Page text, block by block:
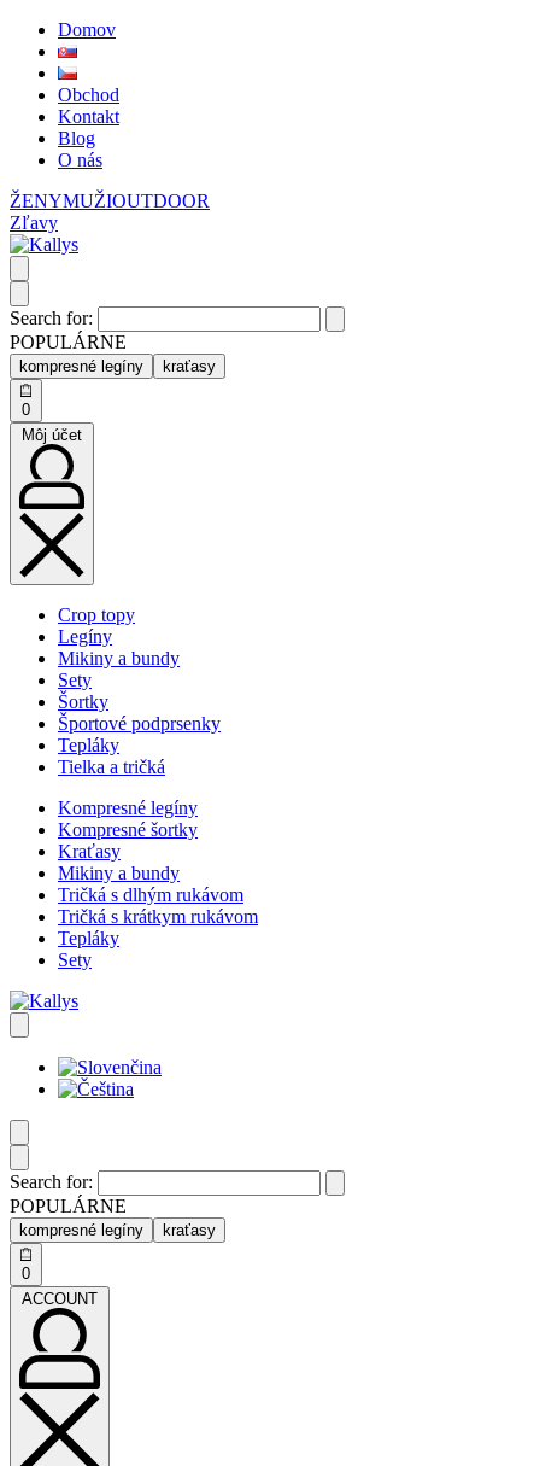
Domov
Obchod
Kontakt
Blog
O nás
ŽENYMUŽIOUTDOOR
Zľavy
Search for:
POPULÁRNE
kompresné legíny kraťasy
0
Môj účet
Crop topy
Legíny
Mikiny a bundy
Sety
Šortky
Športové podprsenky
Tepláky
Tielka a tričká
Kompresné legíny
Kompresné šortky
Kraťasy
Mikiny a bundy
Tričká s dlhým rukávom
Tričká s krátkym rukávom
Tepláky
Sety
Search for:
POPULÁRNE
kompresné legíny kraťasy
0
ACCOUNT